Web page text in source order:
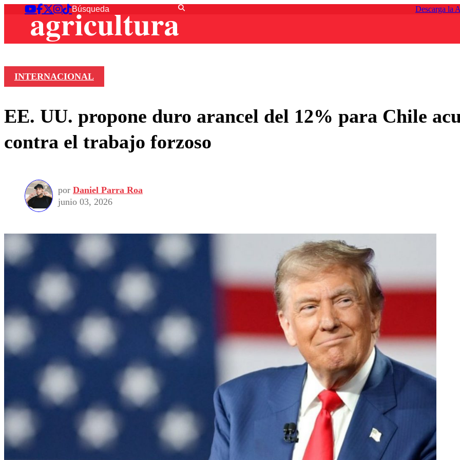
Descarga la
INTERNACIONAL
EE. UU. propone duro arancel del 12% para Chile
contra el trabajo forzoso
por Daniel Parra Roa
junio 03, 2026